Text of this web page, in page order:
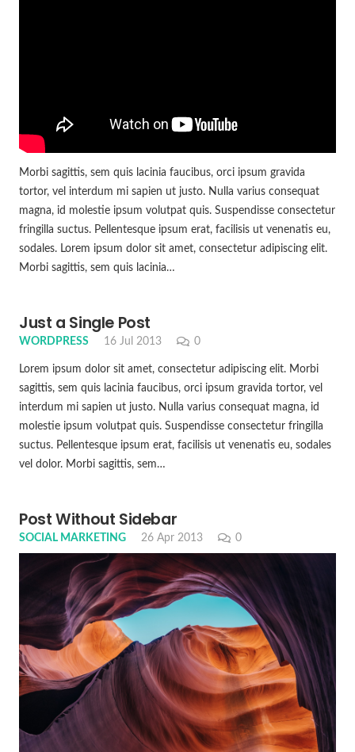
Morbi sagittis, sem quis lacinia faucibus, orci ipsum gravida
tortor, vel interdum mi sapien ut justo. Nulla varius consequat
magna, id molestie ipsum volutpat quis. Suspendisse consectetur
fringilla suctus. Pellentesque ipsum erat, facilisis ut venenatis eu,
sodales. Lorem ipsum dolor sit amet, consectetur adipiscing elit.
Morbi sagittis, sem quis lacinia…
Just a Single Post
WORDPRESS 16 Jul 2013 0
Lorem ipsum dolor sit amet, consectetur adipiscing elit. Morbi
sagittis, sem quis lacinia faucibus, orci ipsum gravida tortor, vel
interdum mi sapien ut justo. Nulla varius consequat magna, id
molestie ipsum volutpat quis. Suspendisse consectetur fringilla
suctus. Pellentesque ipsum erat, facilisis ut venenatis eu, sodales
vel dolor. Morbi sagittis, sem…
Post Without Sidebar
SOCIAL MARKETING 26 Apr 2013 0